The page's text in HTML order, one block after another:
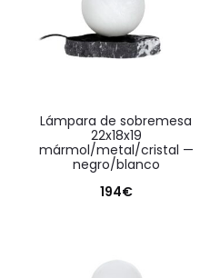
lámpara de sobremesa
22x18x19
mármol/metal/cristal —
negro/blanco
194€